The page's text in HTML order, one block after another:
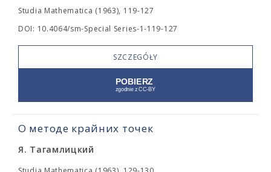
Studia Mathematica (1963), 119-127
DOI: 10.4064/sm-Special Series-1-119-127
SZCZEGÓŁY
О методе крайних точек
Я. Тагамлицкий